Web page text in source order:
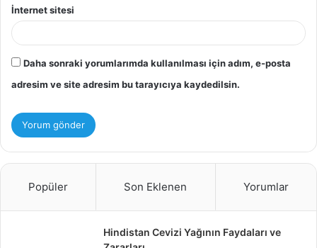
İnternet sitesi
Daha sonraki yorumlarımda kullanılması için adım, e-posta
adresim ve site adresim bu tarayıcıya kaydedilsin.
Popüler Son Eklenen Yorumlar
Hindistan Cevizi Yağının Faydaları ve